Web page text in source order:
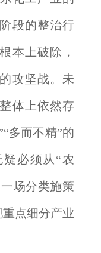
段的整治行
本上破除，
攻坚战。未
体上依然存
多而不精”的
必须从“农
场分类施策
点细分产业